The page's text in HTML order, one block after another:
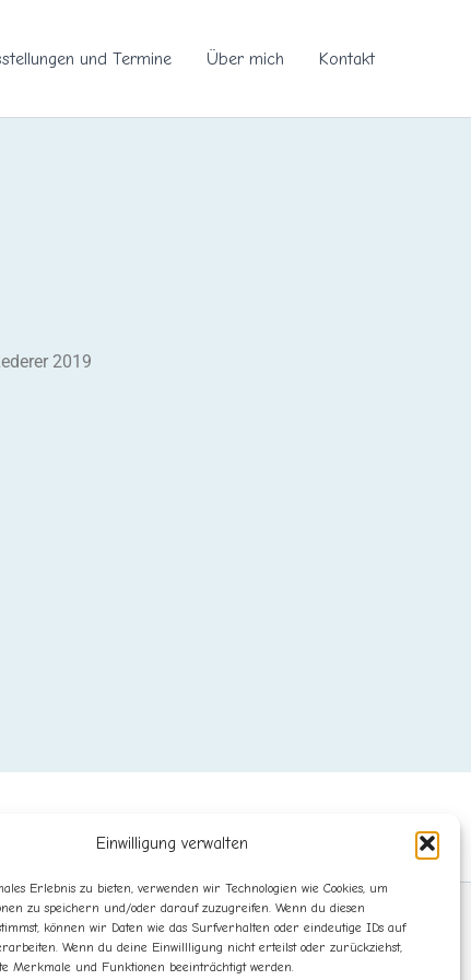
Einwilligung verwalten
Erlebnis zu bieten, verwenden wir Technologien wie Cookies, um
zu speichern und/oder darauf zuzugreifen. Wenn du diesen
können wir Daten wie das Surfverhalten oder eindeutige IDs auf
Wenn du deine Einwillligung nicht erteilst oder zurückziehst,
Merkmale und Funktionen beeinträchtigt werden.
und Termine Über mich Kontakt
2019